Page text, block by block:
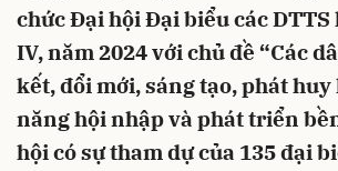
chức Đại hội Đại biểu các
IV, năm 2024 với chủ đề “Các
kết, đổi mới, sáng tạo, phát
năng hội nhập và phát triển
hội có sự tham dự của 135 đại